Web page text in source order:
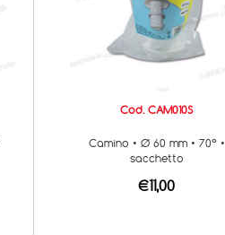
Cod. CAM010S
Camino • Ø 60 mm • 70° •
sacchetto
€11,00